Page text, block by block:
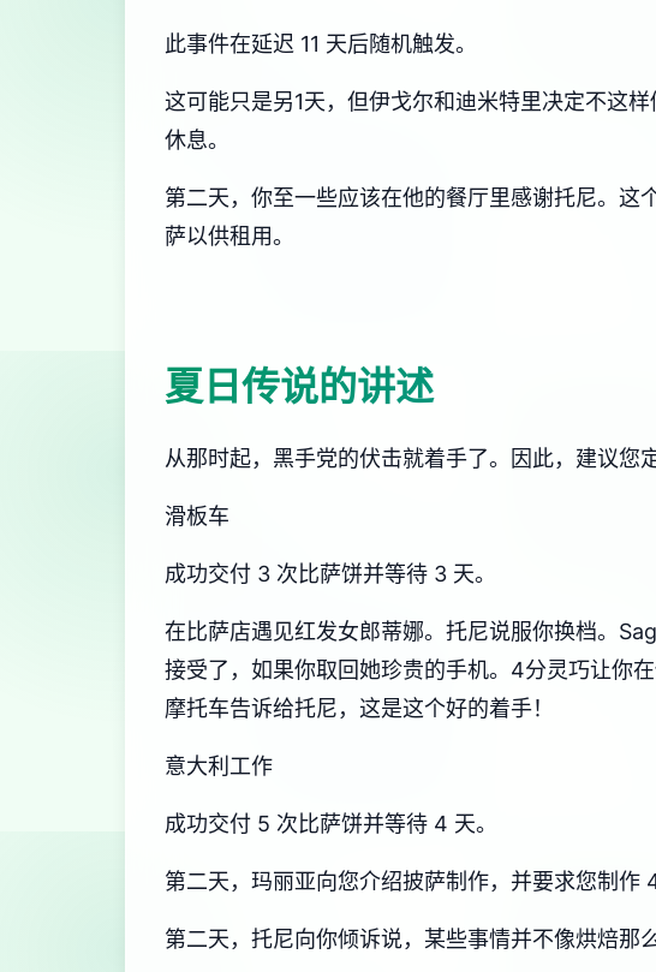
此事件在延迟 11 天后随机触发。
这可能只是另1天，但伊戈尔和迪米特里决定不这
休息。
第二天，你至一些应该在他的餐厅里感谢托尼。
萨以供租用。
夏日传说的讲述
从那时起，黑手党的伏击就着手了。因此，建议您
滑板车
成功交付 3 次比萨饼并等待 3 天。
在比萨店遇见红发女郎蒂娜。托尼说服你换档。
接受了，如果你取回她珍贵的手机。4分灵巧让你
摩托车告诉给托尼，这是这个好的着手！
意大利工作
成功交付 5 次比萨饼并等待 4 天。
第二天，玛丽亚向您介绍披萨制作，并要求您制作
第二天，托尼向你倾诉说，某些事情并不像烘焙那